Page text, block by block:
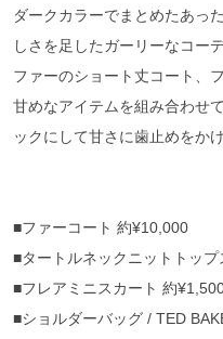
ダークカラーでまとめたあっ
しさを足したガーリーなコーデ
ファーのショート丈コート、
甘めなアイテムを組み合わせ
ックにして甘さに歯止めをか
■ファーコート 約¥10,000
■タートルネックニットトッ
■フレアミニスカート 約
■ショルダーバッグ / TED